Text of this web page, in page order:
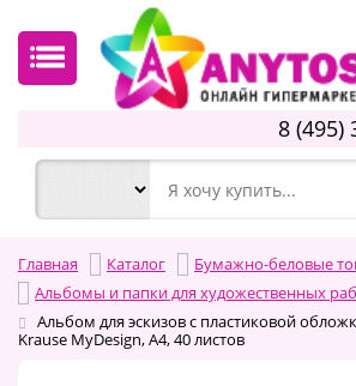
8 (495)
Главная Каталог
Бумажно-беловые
Альбомы и папки для художественных
Альбом для эскизов с пластиковой
Krause MyDesign, А4, 40 листов